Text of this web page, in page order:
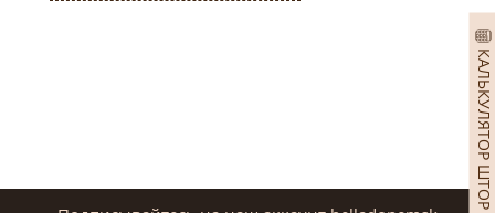
КАЛЬКУЛЯТОР ШТОР